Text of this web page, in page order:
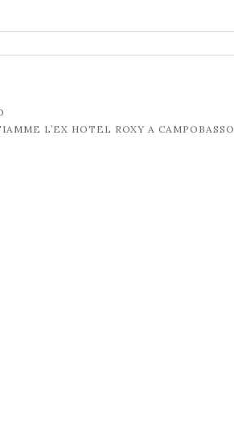
L’EX HOTEL ROXY A CAMPOBASSO